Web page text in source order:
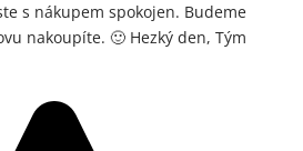
s nákupem spokojen. Budeme
nakoupíte. 🙂 Hezký den, Tým